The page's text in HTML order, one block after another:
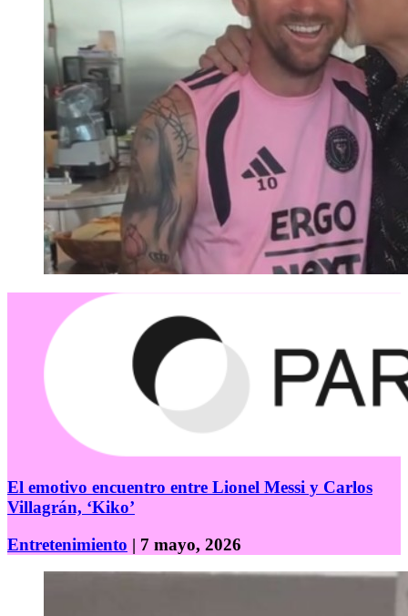
El emotivo encuentro entre Lionel Messi y Carlos
Villagrán, ‘Kiko’
Entretenimiento | 7 mayo, 2026